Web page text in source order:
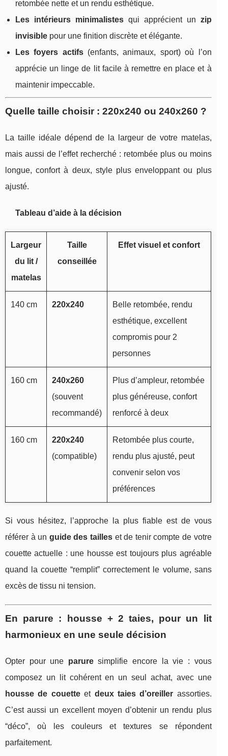
retombée nette et un rendu esthétique.
Les intérieurs minimalistesqui apprécient un zip
invisible pour une finition discrète et élégante.
Les foyers actifs(enfants, animaux, sport) où l’on
apprécie un linge de lit facile à remettre en place et à
maintenir impeccable.
Quelle taille choisir : 220x240 ou 240x260 ?
La taille idéale dépend de la largeur de votre matelas,
mais aussi de l’effet recherché : retombée plus ou moins
longue, confort à deux, style plus enveloppant ou plus
ajusté.
Tableau d’aide à la décision
Largeur
du lit /
matelas
Taille
conseillée
Effet visuel et confort
140 cm 220x240
Belle retombée, rendu
esthétique, excellent
compromis pour 2
personnes
160 cm
240x260
(souvent
recommandé)
Plus d’ampleur, retombée
plus généreuse, confort
renforcé à deux
160 cm
220x240
(compatible)
Retombée plus courte,
rendu plus ajusté, peut
convenir selon vos
préférences
Si vous hésitez, l’approche la plus fiable est de vous
référer à un guide des tailles et de tenir compte de votre
couette actuelle : une housse est toujours plus agréable
quand la couette “remplit” correctement le volume, sans
excès de tissu ni tension.
En parure : housse + 2 taies, pour un lit
harmonieux en une seule décision
Opter pour une paruresimplifie encore la vie : vous
composez un lit cohérent en un seul achat, avec une
housse de couetteet deux taies d’oreiller assorties.
C’est aussi un excellent moyen d’obtenir un rendu plus
“déco”, où les couleurs et textures se répondent
parfaitement.